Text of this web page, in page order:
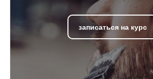
записаться на курс